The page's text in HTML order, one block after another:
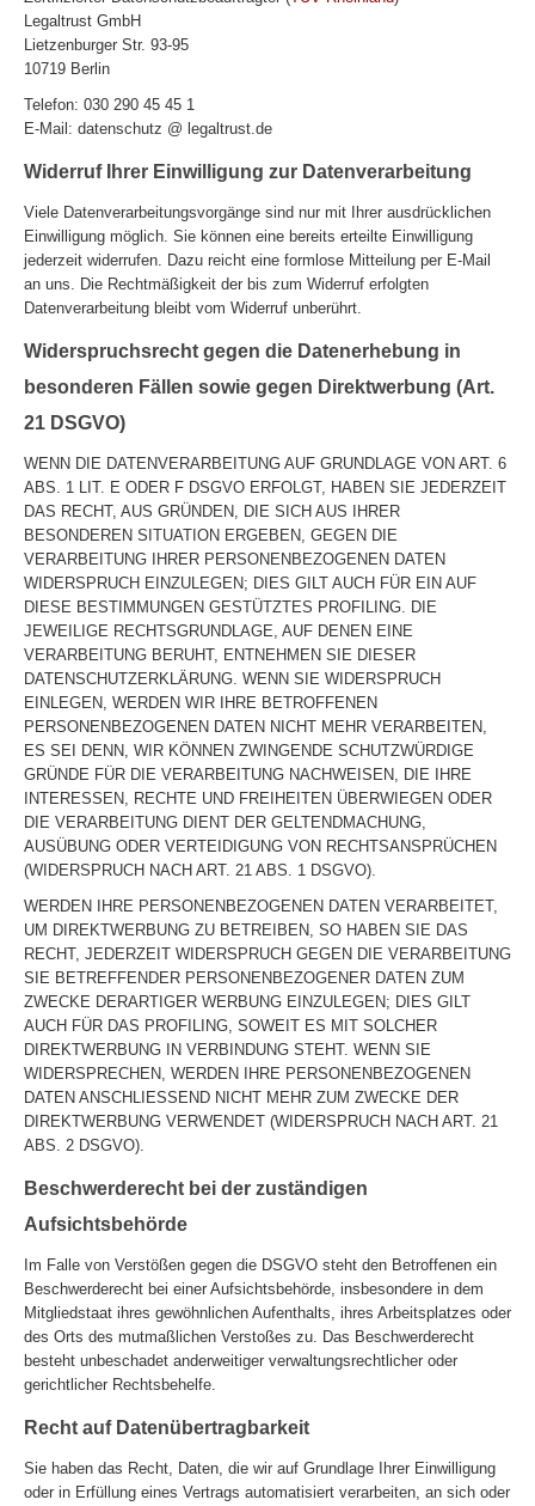
Legaltrust GmbH
Lietzenburger Str. 93-95
10719 Berlin
Telefon: 030 290 45 45 1
E-Mail: datenschutz @ legaltrust.de
Widerruf Ihrer Einwilligung zur Datenverarbeitung
Viele Datenverarbeitungsvorgänge sind nur mit Ihrer ausdrücklichen
Einwilligung möglich. Sie können eine bereits erteilte Einwilligung
jederzeit widerrufen. Dazu reicht eine formlose Mitteilung per E-Mail
an uns. Die Rechtmäßigkeit der bis zum Widerruf erfolgten
Datenverarbeitung bleibt vom Widerruf unberührt.
Widerspruchsrecht gegen die Datenerhebung in
besonderen Fällen sowie gegen Direktwerbung (Art.
21 DSGVO)
WENN DIE DATENVERARBEITUNG AUF GRUNDLAGE VON ART. 6
ABS. 1 LIT. E ODER F DSGVO ERFOLGT, HABEN SIE JEDERZEIT
DAS RECHT, AUS GRÜNDEN, DIE SICH AUS IHRER
BESONDEREN SITUATION ERGEBEN, GEGEN DIE
VERARBEITUNG IHRER PERSONENBEZOGENEN DATEN
WIDERSPRUCH EINZULEGEN; DIES GILT AUCH FÜR EIN AUF
DIESE BESTIMMUNGEN GESTÜTZTES PROFILING. DIE
JEWEILIGE RECHTSGRUNDLAGE, AUF DENEN EINE
VERARBEITUNG BERUHT, ENTNEHMEN SIE DIESER
DATENSCHUTZERKLÄRUNG. WENN SIE WIDERSPRUCH
EINLEGEN, WERDEN WIR IHRE BETROFFENEN
PERSONENBEZOGENEN DATEN NICHT MEHR VERARBEITEN,
ES SEI DENN, WIR KÖNNEN ZWINGENDE SCHUTZWÜRDIGE
GRÜNDE FÜR DIE VERARBEITUNG NACHWEISEN, DIE IHRE
INTERESSEN, RECHTE UND FREIHEITEN ÜBERWIEGEN ODER
DIE VERARBEITUNG DIENT DER GELTENDMACHUNG,
AUSÜBUNG ODER VERTEIDIGUNG VON RECHTSANSPRÜCHEN
(WIDERSPRUCH NACH ART. 21 ABS. 1 DSGVO).
WERDEN IHRE PERSONENBEZOGENEN DATEN VERARBEITET,
UM DIREKTWERBUNG ZU BETREIBEN, SO HABEN SIE DAS
RECHT, JEDERZEIT WIDERSPRUCH GEGEN DIE VERARBEITUNG
SIE BETREFFENDER PERSONENBEZOGENER DATEN ZUM
ZWECKE DERARTIGER WERBUNG EINZULEGEN; DIES GILT
AUCH FÜR DAS PROFILING, SOWEIT ES MIT SOLCHER
DIREKTWERBUNG IN VERBINDUNG STEHT. WENN SIE
WIDERSPRECHEN, WERDEN IHRE PERSONENBEZOGENEN
DATEN ANSCHLIESSEND NICHT MEHR ZUM ZWECKE DER
DIREKTWERBUNG VERWENDET (WIDERSPRUCH NACH ART. 21
ABS. 2 DSGVO).
Beschwerderecht bei der zuständigen
Aufsichtsbehörde
Im Falle von Verstößen gegen die DSGVO steht den Betroffenen ein
Beschwerderecht bei einer Aufsichtsbehörde, insbesondere in dem
Mitgliedstaat ihres gewöhnlichen Aufenthalts, ihres Arbeitsplatzes oder
des Orts des mutmaßlichen Verstoßes zu. Das Beschwerderecht
besteht unbeschadet anderweitiger verwaltungsrechtlicher oder
gerichtlicher Rechtsbehelfe.
Recht auf Datenübertragbarkeit
Sie haben das Recht, Daten, die wir auf Grundlage Ihrer Einwilligung
oder in Erfüllung eines Vertrags automatisiert verarbeiten, an sich oder